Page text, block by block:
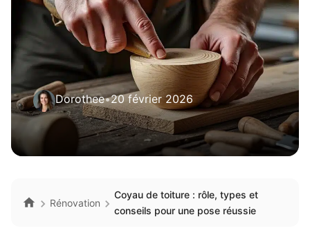
Dorothee•20 février 2026
Rénovation
Coyau de toiture : rôle, types et
conseils pour une pose réussie